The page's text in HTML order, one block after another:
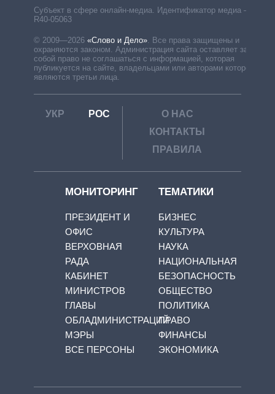
Субъект в сфере онлайн-медиа. Идентификатор медиа –
R40-05063
© 2009—2026 «Слово и Дело». Все права защищены и
охраняются законом. Администрация сайта оставляет за
собой право не соглашаться с информацией, которая
публикуется на сайте, владельцами или авторами которой
являются третьи лица.
УКР РОС
О НАС
КОНТАКТЫ
ПРАВИЛА
МОНИТОРИНГ
ПРЕЗИДЕНТ И
ОФИС
ВЕРХОВНАЯ
РАДА
КАБИНЕТ
МИНИСТРОВ
ГЛАВЫ
ОБЛАДМИНИСТРАЦИЙ
МЭРЫ
ВСЕ ПЕРСОНЫ
ТЕМАТИКИ
БИЗНЕС
КУЛЬТУРА
НАУКА
НАЦИОНАЛЬНАЯ
БЕЗОПАСНОСТЬ
ОБЩЕСТВО
ПОЛИТИКА
ПРАВО
ФИНАНСЫ
ЭКОНОМИКА